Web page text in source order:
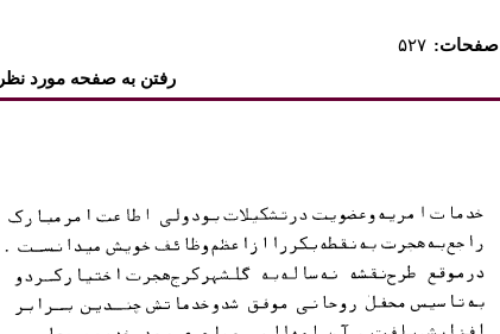
۵۲۷ :صفحات
رفتن به صفحه مورد نظر